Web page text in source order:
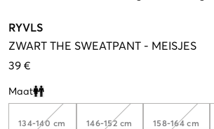
RYVLS
ZWART THE SWEATPANT - MEISJES
39 €
Maat
Clone modal
134-140 cm 146-152 cm 158-164 cm